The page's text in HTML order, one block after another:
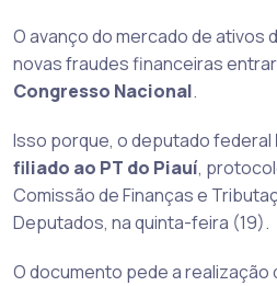
O avanço do mercado de ativos
novas fraudes financeiras
Congresso Nacional.
Isso porque, o deputado federal
filiado ao PT do Piauí,
Comissão de Finanças e
Deputados, na quinta-feira (19).
O documento pede a realização